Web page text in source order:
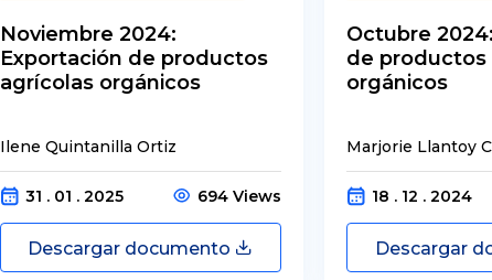
Noviembre 2024:
Exportación de productos
agrícolas orgánicos
Ilene Quintanilla Ortiz
31 . 01 . 2025 694 Views
Descargar documento
Octubre
de productos
orgánicos
Marjorie Llantoy
18 . 12 . 2024
Descargar